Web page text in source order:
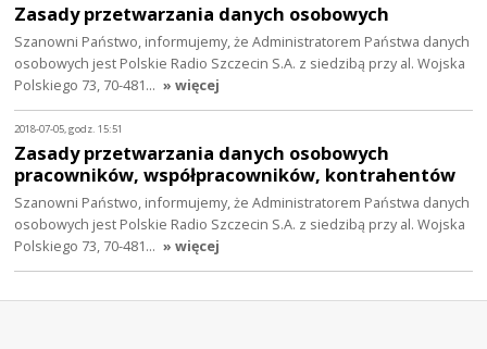
Zasady przetwarzania danych osobowych
Szanowni Państwo, informujemy, że Administratorem Państwa danych
osobowych jest Polskie Radio Szczecin S.A. z siedzibą przy al. Wojska
Polskiego 73, 70-481… » więcej
2018-07-05, godz. 15:51
Zasady przetwarzania danych osobowych
pracowników, współpracowników, kontrahentów
Szanowni Państwo, informujemy, że Administratorem Państwa danych
osobowych jest Polskie Radio Szczecin S.A. z siedzibą przy al. Wojska
Polskiego 73, 70-481… » więcej